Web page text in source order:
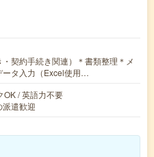
契約手続き関連）＊書類整理＊メ
ータ入力（Excel使用…
OK / 英語力不要
遣歓迎